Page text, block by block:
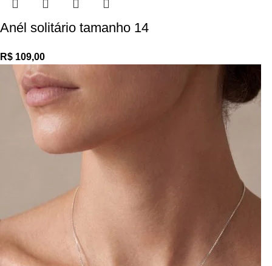
Anél solitário tamanho 14
R$